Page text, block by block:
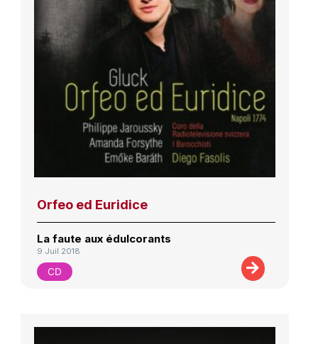
Orfeo ed Euridice
La faute aux édulcorants
9 Juil 2018
CD